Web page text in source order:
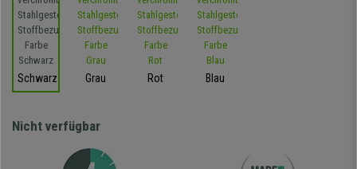
Schwarz Grau Rot Blau
Nicht verfügbar